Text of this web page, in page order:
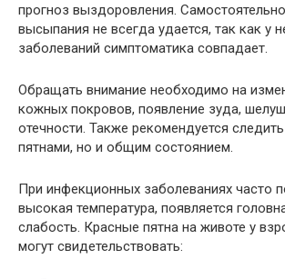
прогноз выздоровления.
высыпания не всегда удается, так как у
заболеваний симптоматика совпадает.
Обращать внимание необходимо на
кожных покровов, появление зуда,
отечности. Также рекомендуется
пятнами, но и общим состоянием.
При инфекционных заболеваниях часто
высокая температура, появляется
слабость. Красные пятна на животе у
могут свидетельствовать: